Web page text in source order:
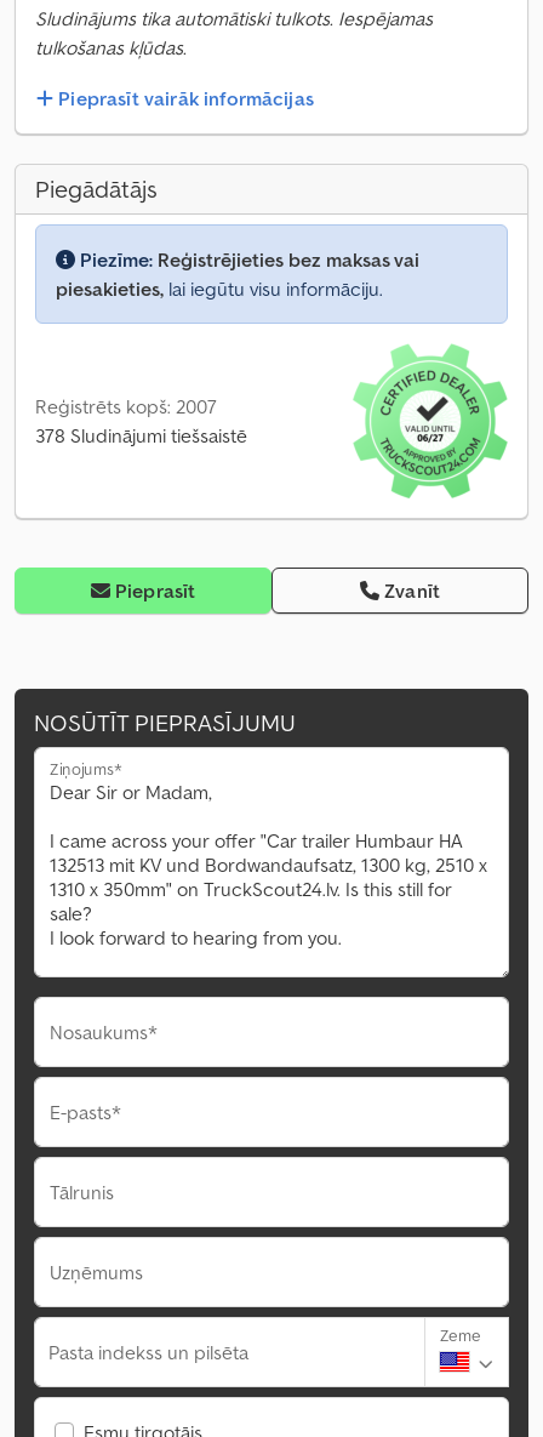
Sludinājums tika automātiski tulkots. Iespējamas
tulkošanas kļūdas.
Pieprasīt vairāk informācijas
Piegādātājs
Piezīme: Reģistrējieties bez maksas vai
piesakieties, lai iegūtu visu informāciju.
Reģistrēts kopš: 2007
378 Sludinājumi tiešsaistē
Pieprasīt Zvanīt
NOSŪTĪT PIEPRASĪJUMU
Ziņojums*
Nosaukums*
E-pasts*
Tālrunis
Uzņēmums
Pasta indekss un pilsēta
Zeme